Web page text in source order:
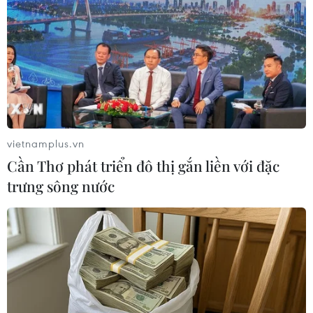
Giám qua 120 tác phẩm nghệ thuật
đa chất liệu
08/08/2026 11:27
Thánh đường Emir
Abdelkader - biểu tượng văn hóa,
tôn giáo của Constantine
08/08/2026 08:35
Trưng bày sách, báo, ảnh khắc họa
chân dung người chiến sỹ Công an
Thủ đô
08/08/2026 02:52
66 đoàn võ thuật lần đầu tiên
vietnamplus.vn
Cần Thơ phát triển đô thị gắn liền với đặc
trưng sông nước